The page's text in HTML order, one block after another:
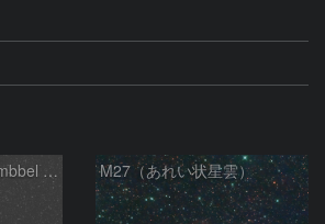
M27 あれい星雲 (Dumbbel Nebura/Apple Core Nebula) M27（あれい状星雲）